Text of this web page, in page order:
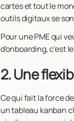
cartes et tout le
outils digitaux se
Pour une PME qui
d'onboarding, c'est
2. Une
Ce qui fait la force
un tableau kanban